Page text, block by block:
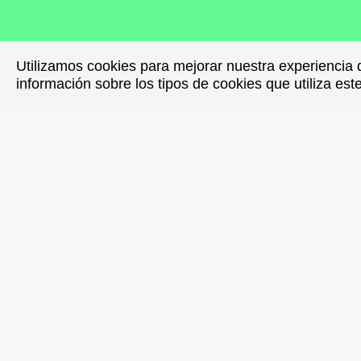
Utilizamos cookies para mejorar nuestra
información sobre los tipos de cookies que utiliza
Utilizamos cookies para mejorar nuestra
información sobre los tipos de cookies que utiliza